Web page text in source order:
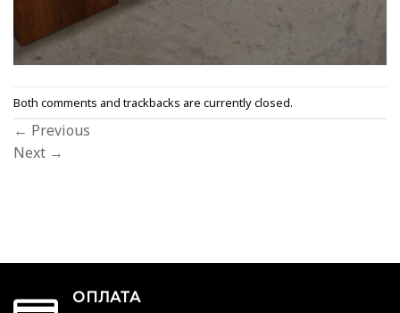
Both comments and trackbacks are currently closed.
← Previous
Next →
ОПЛАТА